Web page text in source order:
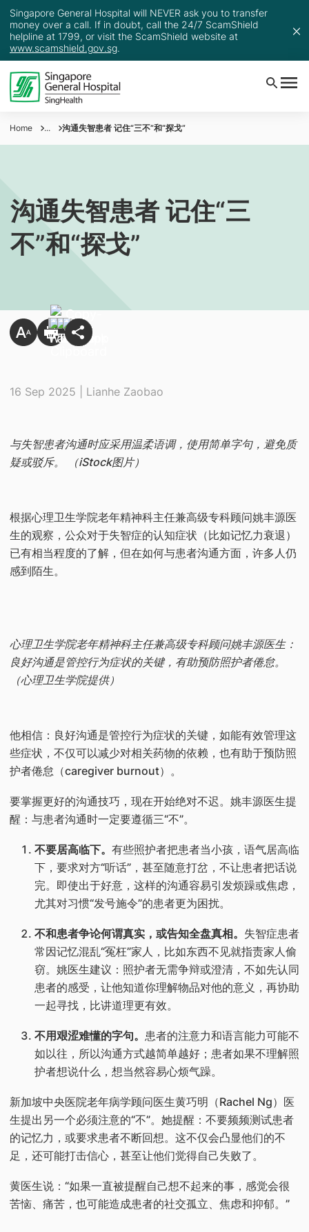
Singapore General Hospital will NEVER ask you to transfer
money over a call. If in doubt, call the 24/7 ScamShield
helpline at 1799, or visit the ScamShield website at
www.scamshield.gov.sg.
Home ... 沟通失智患者 记住“三不”和“探戈”
沟通失智患者 记住“三
不”和“探戈”
16 Sep 2025 | Lianhe Zaobao
与失智患者沟通时应采用温柔语调，使用简单字句，避免质
疑或驳斥。 （iStock图片）
根据心理卫生学院老年精神科主任兼高级专科顾问姚丰源医
生的观察，公众对于失智症的认知症状（比如记忆力衰退）
已有相当程度的了解，但在如何与患者沟通方面，许多人仍
感到陌生。
心理卫生学院老年精神科主任兼高级专科顾问姚丰源医生：
良好沟通是管控行为症状的关键，有助预防照护者倦怠。
（心理卫生学院提供）
他相信：良好沟通是管控行为症状的关键，如能有效管理这
些症状，不仅可以减少对相关药物的依赖，也有助于预防照
护者倦怠（caregiver burnout）。
要掌握更好的沟通技巧，现在开始绝对不迟。姚丰源医生提
醒：与患者沟通时一定要遵循三“不”。
不要居高临下。 有些照护者把患者当小孩，语气居高临
下，要求对方“听话”，甚至随意打岔，不让患者把话说
完。即使出于好意，这样的沟通容易引发烦躁或焦虑，
尤其对习惯“发号施令”的患者更为困扰。
不和患者争论何谓真实，或告知全盘真相。 失智症患者
常因记忆混乱“冤枉”家人，比如东西不见就指责家人偷
窃。姚医生建议：照护者无需争辩或澄清，不如先认同
患者的感受，让他知道你理解物品对他的意义，再协助
一起寻找，比讲道理更有效。
不用艰涩难懂的字句。 患者的注意力和语言能力可能不
如以往，所以沟通方式越简单越好；患者如果不理解照
护者想说什么，想当然容易心烦气躁。
新加坡中央医院老年病学顾问医生黄巧明（Rachel Ng）医
生提出另一个必须注意的“不”。她提醒：不要频频测试患者
的记忆力，或要求患者不断回想。这不仅会凸显他们的不
足，还可能打击信心，甚至让他们觉得自己失败了。
黄医生说：“如果一直被提醒自己想不起来的事，感觉会很
苦恼、痛苦，也可能造成患者的社交孤立、焦虑和抑郁。”